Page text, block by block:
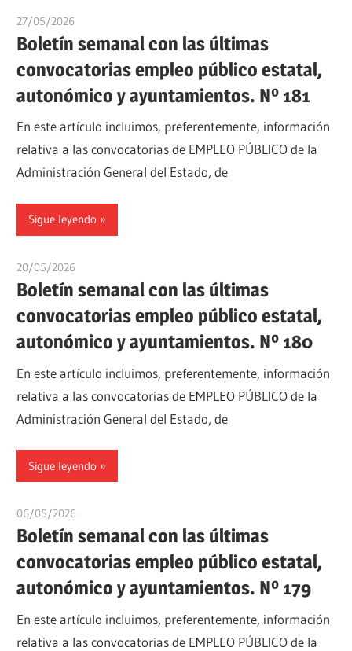
27/05/2026
Boletín semanal con las últimas
convocatorias empleo público estatal,
autonómico y ayuntamientos. Nº 181
En este artículo incluimos, preferentemente, información
relativa a las convocatorias de EMPLEO PÚBLICO de la
Administración General del Estado, de
Sigue leyendo
20/05/2026
Boletín semanal con las últimas
convocatorias empleo público estatal,
autonómico y ayuntamientos. Nº 180
En este artículo incluimos, preferentemente, información
relativa a las convocatorias de EMPLEO PÚBLICO de la
Administración General del Estado, de
Sigue leyendo
06/05/2026
Boletín semanal con las últimas
convocatorias empleo público estatal,
autonómico y ayuntamientos. Nº 179
En este artículo incluimos, preferentemente, información
relativa a las convocatorias de EMPLEO PÚBLICO de la